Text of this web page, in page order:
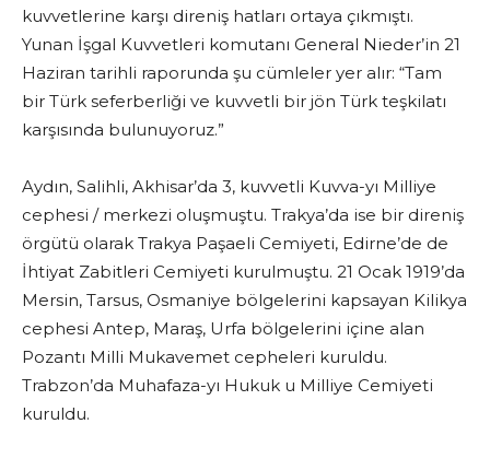
kuvvetlerine karşı direniş hatları ortaya çıkmıştı.
Yunan İşgal Kuvvetleri komutanı General Nieder’in 21
Haziran tarihli raporunda şu cümleler yer alır: “Tam
bir Türk seferberliği ve kuvvetli bir jön Türk teşkilatı
karşısında bulunuyoruz.”
Aydın, Salihli, Akhisar’da 3, kuvvetli Kuvva-yı Milliye
cephesi / merkezi oluşmuştu. Trakya’da ise bir direniş
örgütü olarak Trakya Paşaeli Cemiyeti, Edirne’de de
İhtiyat Zabitleri Cemiyeti kurulmuştu. 21 Ocak 1919’da
Mersin, Tarsus, Osmaniye bölgelerini kapsayan Kilikya
cephesi Antep, Maraş, Urfa bölgelerini içine alan
Pozantı Milli Mukavemet cepheleri kuruldu.
Trabzon’da Muhafaza-yı Hukuk u Milliye Cemiyeti
kuruldu.